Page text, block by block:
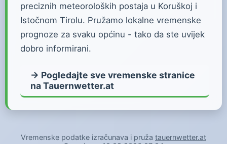
preciznih meteoroloških postaja u Koruškoj i
Istočnom Tirolu. Pružamo lokalne vremenske
prognoze za svaku općinu - tako da ste uvijek
dobro informirani.
→ Pogledajte sve vremenske stranice
na Tauernwetter.at
Vremenske podatke izračunava i pruža tauernwetter.at